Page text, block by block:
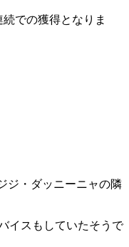
での獲得となりま
ジ・ダッニーニャの隣
イスもしていたそうで